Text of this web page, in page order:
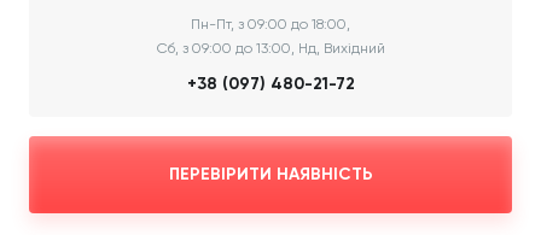
Пн-Пт, з 09:00 до 18:00,
Сб, з 09:00 до 13:00, Нд, Вихідний
+38 (097) 480-21-72
ПЕРЕВІРИТИ НАЯВНІСТЬ